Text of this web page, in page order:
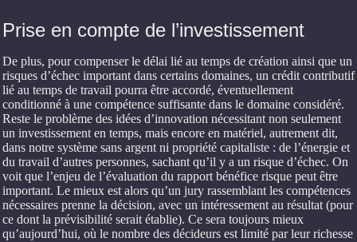
Prise en compte de l’investissement
De plus, pour compenser le délai lié au temps de création ainsi que un
risques d’échec important dans certains domaines, un crédit contributif
lié au temps de travail pourra être accordé, éventuellement
conditionné à une compétence suffisante dans le domaine considéré.
Reste le problème des idées d’innovation nécessitant non seulement
un investissement en temps, mais encore en matériel, autrement dit,
dans notre système sans argent ni propriété capitaliste : de l’énergie et
du travail d’autres personnes, sachant qu’il y a un risque d’échec. On
voit que l’enjeu de l’évaluation du rapport bénéfice risque peut être
important. Le mieux est alors qu’un jury rassemblant les compétences
nécessaires prenne la décision, avec un intéressement au résultat (pour
ce dont la prévisibilité serait établie). Ce sera toujours mieux
qu’aujourd’hui, où le nombre des décideurs est limité par leur richesse